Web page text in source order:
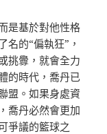
是基於對他性格
名的“偏執狂”，
挑釁，就會全力
的時代，喬丹已
盟。如果身處資
喬丹必然會更加
爭議的籃球之